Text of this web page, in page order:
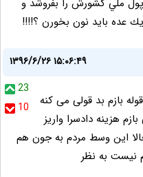
ملي كشورش را بفروشد و
يك عده بايد نون بخورن ؟!!!!
۱۳۹۶/۶/۲۶ ۱۵:۰۶:۴۹
23
10
بازم بد قولی می کنه
هزینه دادسرا واریز
این وسط مردم به جون هم
نیست به نظر